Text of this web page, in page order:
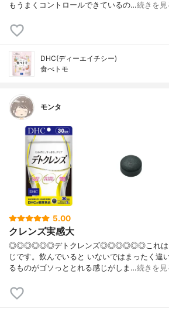
もうまくコントロールできているの…続きを見
DHC(ディーエイチシー)
食べトモ
モンタ
5.00
クレンズ実感大
◎◎◎◎◎◎デトクレンズ◎◎◎◎◎◎これはま
じです。飲んでいると いないではまったく違
るものがゴソっととれる感じがしま…続きを見